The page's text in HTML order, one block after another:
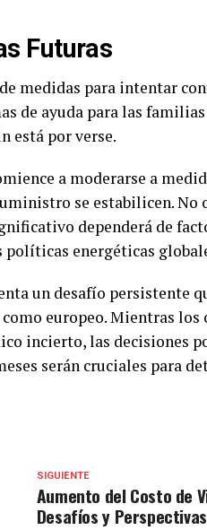
Futuras
medidas para intentar
de ayuda para las familias
está por verse.
a moderarse a
se estabilicen. No
dependerá de
energéticas
un desafío persistente
europeo. Mientras los
incierto, las decisiones
serán cruciales para
SIGUIENTE
Aumento del Costo de
Desafíos y Perspectivas